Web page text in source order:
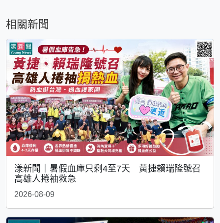
相關新聞
漾新聞｜暑假血庫只剩4至7天 黃捷賴瑞隆號召
高雄人捲袖救急
2026-08-09